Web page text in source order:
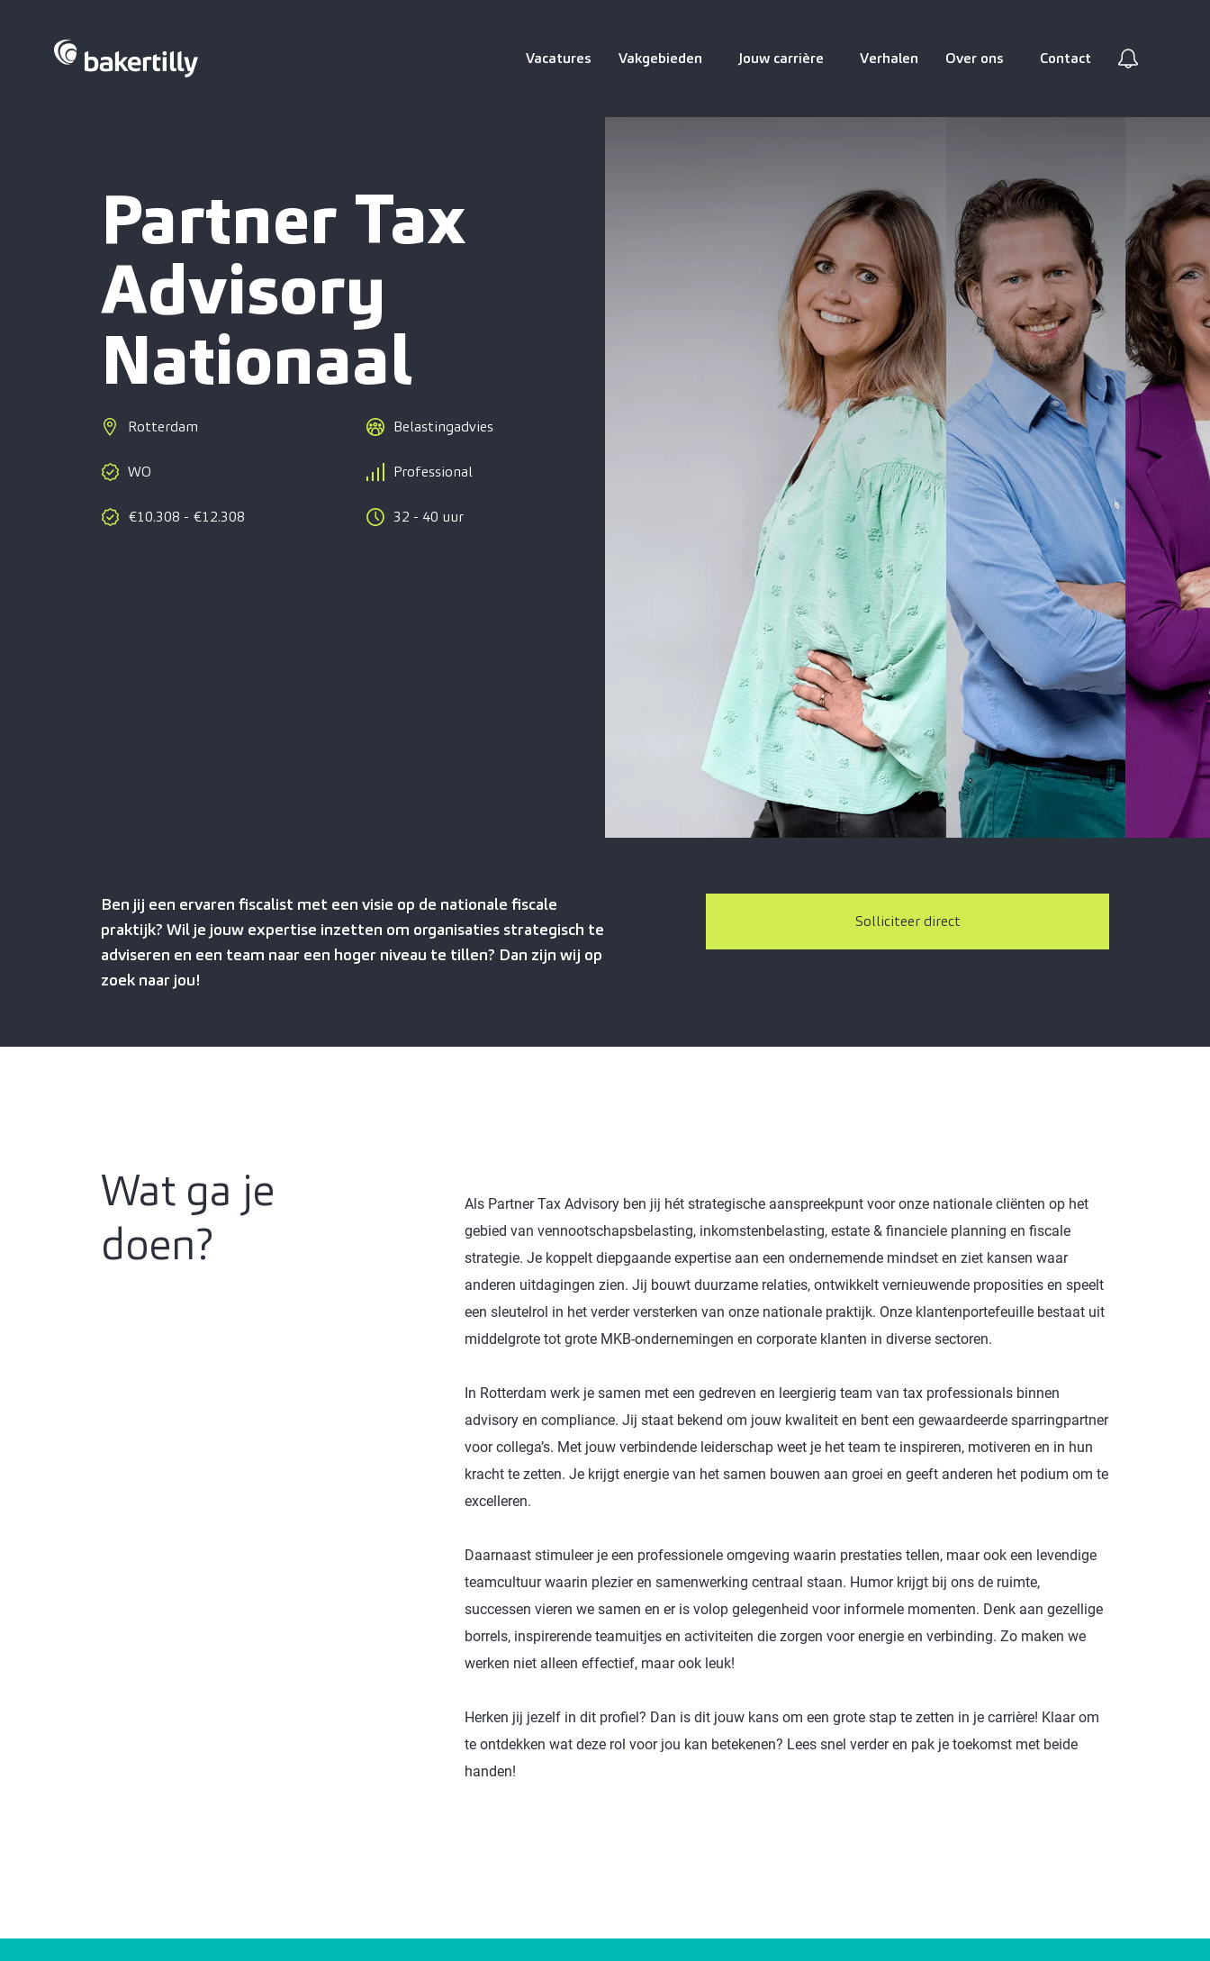
Vacatures Vakgebieden Jouw carrière Verhalen Over ons Contact
Partner Tax
Advisory
Nationaal
Rotterdam
WO
€10.308 - €12.308
Belastingadvies
Professional
32 - 40 uur
Ben jij een ervaren fiscalist met een visie op de nationale fiscale
praktijk? Wil je jouw expertise inzetten om organisaties strategisch te
adviseren en een team naar een hoger niveau te tillen? Dan zijn wij op
zoek naar jou!
Solliciteer direct
Wat ga je
doen?
Als Partner Tax Advisory ben jij hét strategische aanspreekpunt voor onze nationale cliënten op het
gebied van vennootschapsbelasting, inkomstenbelasting, estate & financiele planning en fiscale
strategie. Je koppelt diepgaande expertise aan een ondernemende mindset en ziet kansen waar
anderen uitdagingen zien. Jij bouwt duurzame relaties, ontwikkelt vernieuwende proposities en speelt
een sleutelrol in het verder versterken van onze nationale praktijk. Onze klantenportefeuille bestaat uit
middelgrote tot grote MKB-ondernemingen en corporate klanten in diverse sectoren.
In Rotterdam werk je samen met een gedreven en leergierig team van tax professionals binnen
advisory en compliance. Jij staat bekend om jouw kwaliteit en bent een gewaardeerde sparringpartner
voor collega’s. Met jouw verbindende leiderschap weet je het team te inspireren, motiveren en in hun
kracht te zetten. Je krijgt energie van het samen bouwen aan groei en geeft anderen het podium om te
excelleren.
Daarnaast stimuleer je een professionele omgeving waarin prestaties tellen, maar ook een levendige
teamcultuur waarin plezier en samenwerking centraal staan. Humor krijgt bij ons de ruimte,
successen vieren we samen en er is volop gelegenheid voor informele momenten. Denk aan gezellige
borrels, inspirerende teamuitjes en activiteiten die zorgen voor energie en verbinding. Zo maken we
werken niet alleen effectief, maar ook leuk!
Herken jij jezelf in dit profiel? Dan is dit jouw kans om een grote stap te zetten in je carrière! Klaar om
te ontdekken wat deze rol voor jou kan betekenen? Lees snel verder en pak je toekomst met beide
handen!